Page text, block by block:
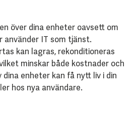
över dina enheter oavsett om
använder IT som tjänst.
kan lagras, rekonditioneras
minskar både kostnader och
enheter kan få nytt liv i din
hos nya användare.